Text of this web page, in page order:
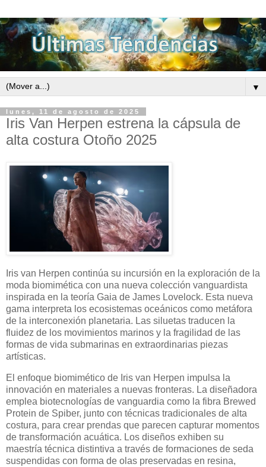
▼
lunes, 11 de agosto de 2025
Iris Van Herpen estrena la cápsula de
alta costura Otoño 2025
Iris van Herpen continúa su incursión en la exploración de la
moda biomimética con una nueva colección vanguardista
inspirada en la teoría Gaia de James Lovelock. Esta nueva
gama interpreta los ecosistemas oceánicos como metáfora
de la interconexión planetaria. Las siluetas traducen la
fluidez de los movimientos marinos y la fragilidad de las
formas de vida submarinas en extraordinarias piezas
artísticas.
El enfoque biomimético de Iris van Herpen impulsa la
innovación en materiales a nuevas fronteras. La diseñadora
emplea biotecnologías de vanguardia como la fibra Brewed
Protein de Spiber, junto con técnicas tradicionales de alta
costura, para crear prendas que parecen capturar momentos
de transformación acuática. Los diseños exhiben su
maestría técnica distintiva a través de formaciones de seda
suspendidas con forma de olas preservadas en resina,